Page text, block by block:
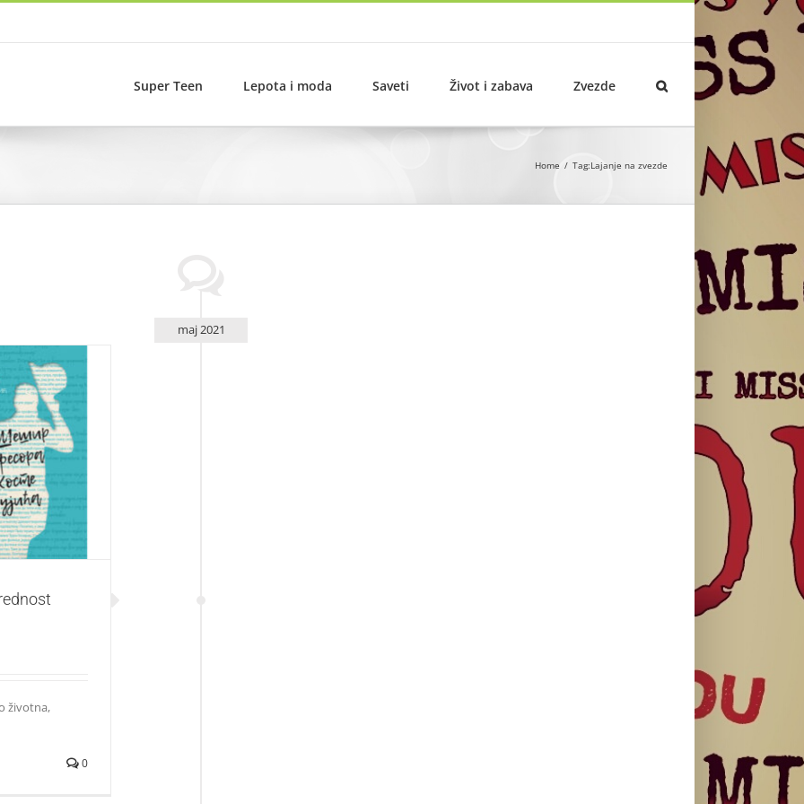
Super Teen Lepota i moda Saveti Život i zabava Zvezde
Home Tag:Lajanje na zvezde
maj 2021
mlade
životna,
0